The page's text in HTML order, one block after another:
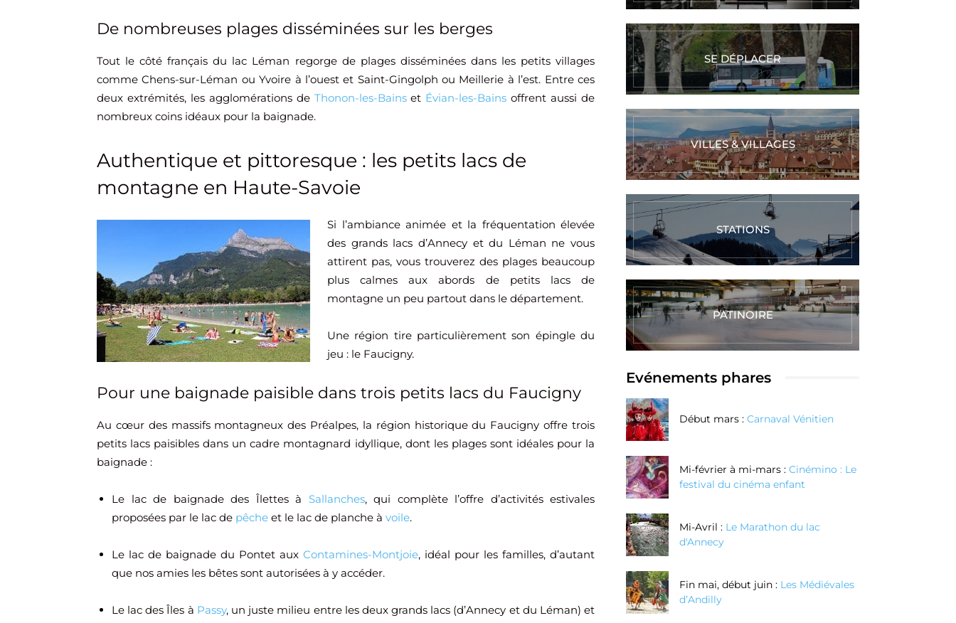
De nombreuses plages disséminées sur les berges
Tout le côté français du lac Léman regorge de plages disséminées dans les petits villages
comme Chens-sur-Léman ou Yvoire à l’ouest et Saint-Gingolph ou Meillerie à l’est. Entre ces
deux extrémités, les agglomérations de Thonon-les-Bainset Évian-les-Bains offrent aussi de
nombreux coins idéaux pour la baignade.
Authentique et pittoresque : les petits lacs de
montagne en Haute-Savoie
Si l’ambiance animée et la fréquentation élevée
des grands lacs d’Annecy et du Léman ne vous
attirent pas, vous trouverez des plages beaucoup
plus calmes aux abords de petits lacs de
montagne un peu partout dans le département.
Une région tire particulièrement son épingle du
jeu : le Faucigny.
Pour une baignade paisible dans trois petits lacs du Faucigny
Au cœur des massifs montagneux des Préalpes, la région historique du Faucigny offre trois
petits lacs paisibles dans un cadre montagnard idyllique, dont les plages sont idéales pour la
baignade :
Le lac de baignade des Îlettes à Sallanches, qui complète l’offre d’activités estivales
proposées par le lac de pêche et le lac de planche à voile.
Le lac de baignade du Pontet aux Contamines-Montjoie, idéal pour les familles, d’autant
que nos amies les bêtes sont autorisées à y accéder.
Le lac des Îles à Passy, un juste milieu entre les deux grands lacs (d’Annecy et du Léman) et
SE DÉPLACER
VILLES & VILLAGES
STATIONS
PATINOIRE
Evénements phares
Début mars : Carnaval Vénitien
Mi-février à mi-mars : Cinémino : Le
festival du cinéma enfant
Mi-Avril : Le Marathon du lac
d'Annecy
Fin mai, début juin : Les Médiévales
d’Andilly